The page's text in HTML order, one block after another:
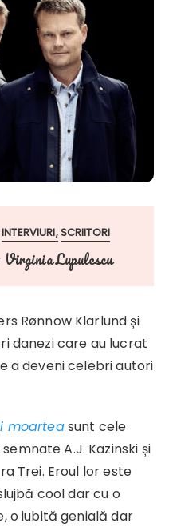
INTERVIURI SCRIITORI
Virginia Lupulescu
Rønnow Klarlund și
danezi care au lucrat
a deveni celebri autori
moarteasunt cele
A.J. Kazinski și
Trei. Eroul lor este
cool dar cu o
o iubită genială dar